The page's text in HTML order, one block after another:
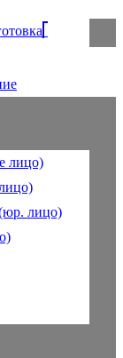
лицо)
(юр. лицо)